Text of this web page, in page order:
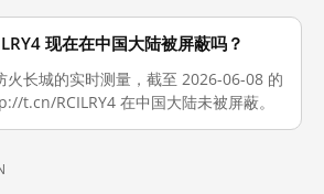
现在在中国大陆被屏蔽吗？
长城的实时测量，截至 2026-06-08 的
t.cn/RCILRY4 在中国大陆未被屏蔽。